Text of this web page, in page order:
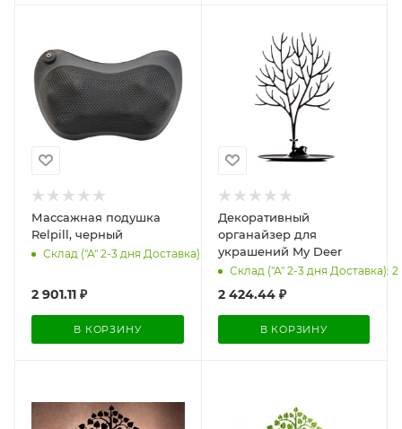
Массажная подушка
Relpill, черный
Склад ("А" 2-3 дня Доставка): 950
2 901.11 ₽
В КОРЗИНУ
Декоративный
органайзер для
украшений My Deer
Склад ("А" 2-3 дня Доставка): 2
2 424.44₽
В КОРЗИНУ